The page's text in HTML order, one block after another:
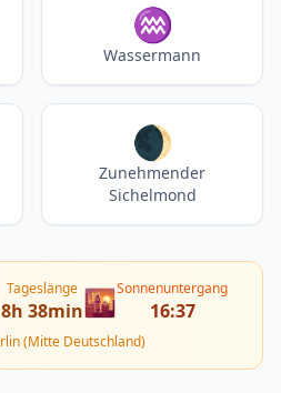
♒
Wassermann
🌒
Zunehmender
Sichelmond
Tageslänge
8h 38min🌇Sonnenuntergang
16:37
(Mitte Deutschland)